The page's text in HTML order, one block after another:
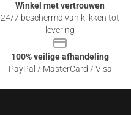
Winkel met vertrouwen
24/7 beschermd van klikken tot
levering
100% veilige afhandeling
PayPal / MasterCard / Visa